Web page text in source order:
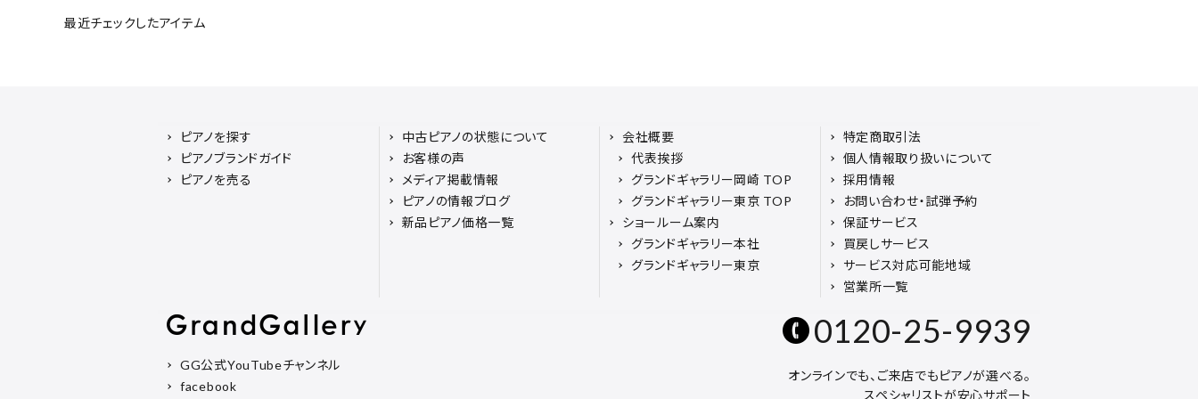
最近チェックしたアイテム
ピアノを探す
ピアノブランドガイド
ピアノを売る
中古ピアノの状態について
お客様の声
メディア掲載情報
ピアノの情報ブログ
新品ピアノ価格一覧
会社概要
代表挨拶
グランドギャラリー岡崎 TOP
グランドギャラリー東京 TOP
ショールーム案内
グランドギャラリー本社
グランドギャラリー東京
特定商取引法
個人情報取り扱いについて
採用情報
お問い合わせ・試弾予約
保証サービス
買戻しサービス
サービス対応可能地域
営業所一覧
GG公式YouTubeチャンネル
facebook
0120-25-9939
オンラインでも、ご来店でもピアノが選べる。
スペシャリストが安心サポート